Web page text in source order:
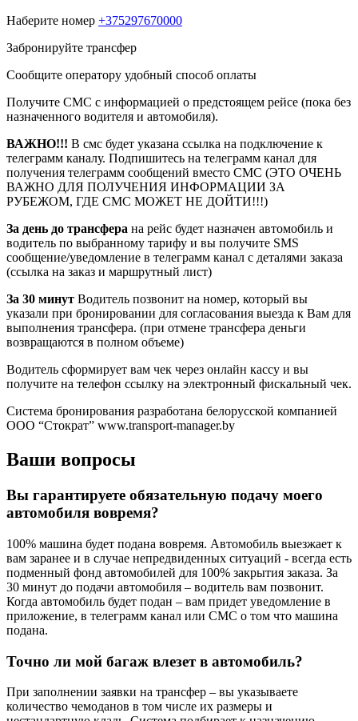
Наберите номер +375297670000
Забронируйте трансфер
Сообщите оператору удобный способ оплаты
Получите СМС с информацией о предстоящем рейсе (пока без
назначенного водителя и автомобиля).
ВАЖНО!!! В смс будет указана ссылка на подключение к
телеграмм каналу. Подпишитесь на телеграмм канал для
получения телеграмм сообщений вместо СМС (ЭТО ОЧЕНЬ
ВАЖНО ДЛЯ ПОЛУЧЕНИЯ ИНФОРМАЦИИ ЗА
РУБЕЖОМ, ГДЕ СМС МОЖЕТ НЕ ДОЙТИ!!!)
За день до трансфера на рейс будет назначен автомобиль и
водитель по выбранному тарифу и вы получите SMS
сообщение/уведомление в телеграмм канал с деталями заказа
(ссылка на заказ и маршрутный лист)
За 30 минут Водитель позвонит на номер, который вы
указали при бронировании для согласования выезда к Вам для
выполнения трансфера. (при отмене трансфера деньги
возвращаются в полном объеме)
Водитель сформирует вам чек через онлайн кассу и вы
получите на телефон ссылку на электронный фискальный чек.
Система бронирования разработана белорусской компанией
ООО “Стократ” www.transport-manager.by
Ваши вопросы
Вы гарантируете обязательную подачу моего
автомобиля вовремя?
100% машина будет подана вовремя. Автомобиль выезжает к
вам заранее и в случае непредвиденных ситуаций - всегда есть
подменный фонд автомобилей для 100% закрытия заказа. За
30 минут до подачи автомобиля – водитель вам позвонит.
Когда автомобиль будет подан – вам придет уведомление в
приложение, в телеграмм канал или СМС о том что машина
подана.
Точно ли мой багаж влезет в автомобиль?
При заполнении заявки на трансфер – вы указываете
количество чемоданов в том числе их размеры и